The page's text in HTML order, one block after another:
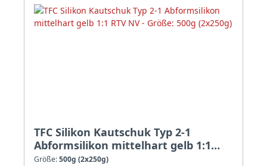
TFC Silikon Kautschuk Typ 2-1
Abformsilikon mittelhart gelb 1:1
RTV NV - Größe: 500g (2x250g)
Größe:500g (2x250g)